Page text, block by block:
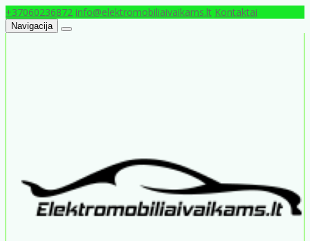
+37060236872 info@elektromobiliaivaikams.lt Kontaktai
Navigacija